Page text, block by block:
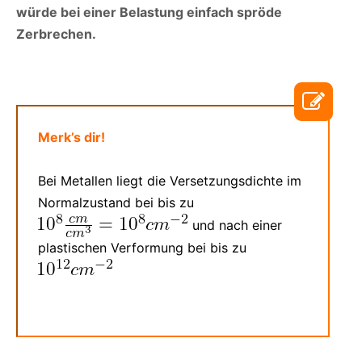
würde bei einer Belastung einfach spröde
Zerbrechen.
Merk’s dir!
Bei Metallen liegt die Versetzungsdichte im
Normalzustand bei bis zu
und nach einer
plastischen Verformung bei bis zu